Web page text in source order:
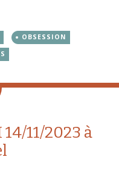
OBSESSION
11/2023 à